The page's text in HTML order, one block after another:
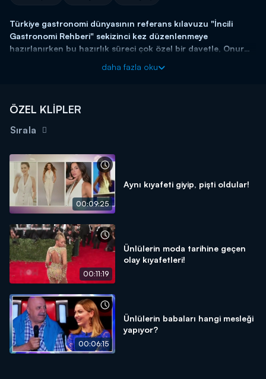
Türkiye gastronomi dünyasının referans kılavuzu "İncili
Gastronomi Rehberi" sekizinci kez düzenlenmeye
hazırlanırken bu hazırlık süreci çok özel bir davetle, Onur
daha fazla oku
ÖZEL KLİPLER
Sırala
00:09:25
Aynı kıyafeti giyip, pişti oldular!
00:11:19
Ünlülerin moda tarihine geçen
olay kıyafetleri!
00:06:15
Ünlülerin babaları hangi mesleği
yapıyor?